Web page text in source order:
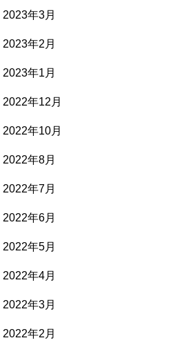
2023年3月
2023年2月
2023年1月
2022年12月
2022年10月
2022年8月
2022年7月
2022年6月
2022年5月
2022年4月
2022年3月
2022年2月